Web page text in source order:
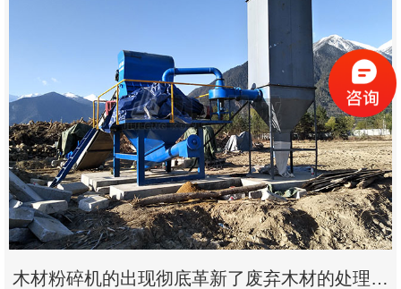
木材粉碎机的出现彻底革新了废弃木材的处理模